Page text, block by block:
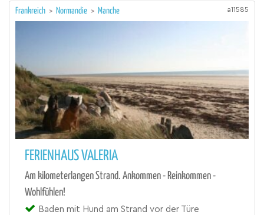
Frankreich > Normandie > Manche a11585
FERIENHAUS VALERIA
Am kilometerlangen Strand. Ankommen - Reinkommen -
Wohlfühlen!
Baden mit Hund am Strand vor der Türe